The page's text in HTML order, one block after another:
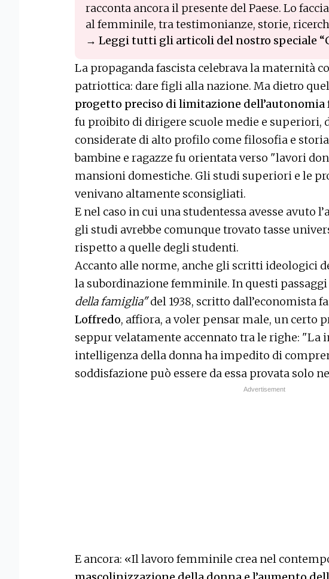
racconta ancora il presente del Paese. Lo
al femminile, tra testimonianze, storie,
→ Leggi tutti gli articoli del nostro speciale
La propaganda fascista celebrava la maternità
patriottica: dare figli alla nazione. Ma dietro
progetto preciso di limitazione
fu proibito di dirigere scuole medie e superiori,
considerate di alto profilo come filosofia e
bambine e ragazze fu orientata verso "lavori
mansioni domestiche. Gli studi superiori e le
venivano altamente sconsigliati.
E nel caso in cui una studentessa avesse avuto
gli studi avrebbe comunque trovato tasse
rispetto a quelle degli studenti.
Accanto alle norme, anche gli scritti ideologici
la subordinazione femminile. In questi
della famiglia"del 1938, scritto dall’economista
Loffredo, affiora, a voler pensar male, un certo
seppur velatamente accennato tra le righe:
intelligenza della donna ha impedito di
soddisfazione può essere da essa provata solo
E ancora: «Il lavoro femminile crea nel